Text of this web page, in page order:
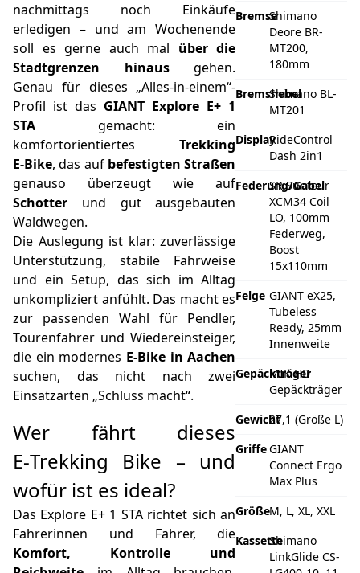
nachmittags noch Einkäufe
erledigen – und am Wochenende
soll es gerne auch mal über die
Stadtgrenzen hinausgehen.
Genau für dieses „Alles-in-einem“-
Profil ist das GIANT Explore E+ 1
STA gemacht: ein
komfortorientiertesTrekking
E‑Bike, das auf befestigten Straßen
genauso überzeugt wie auf
Schotter und gut ausgebauten
Waldwegen.
Die Auslegung ist klar: zuverlässige
Unterstützung, stabile Fahrweise
und ein Setup, das sich im Alltag
unkompliziert anfühlt. Das macht es
zur passenden Wahl für Pendler,
Tourenfahrer und Wiedereinsteiger,
die ein modernes E‑Bike in Aachen
suchen, das nicht nach zwei
Einsatzarten „Schluss macht“.
Wer fährt dieses
E‑Trekking Bike – und
wofür ist es ideal?
Das Explore E+ 1 STA richtet sich an
Fahrerinnen und Fahrer, die
Komfort, Kontrolle und
BremseShimano
Deore BR-
MT200,
180mm
BremshebelShimano BL-
MT201
DisplayRideControl
Dash 2in1
Federung/Gabel
SR Suntour
XCM34 Coil
LO, 100mm
Federweg,
Boost
15x110mm
Felge GIANT eX25,
Tubeless
Ready, 25mm
Innenweite
Gepäckträger
MIK HD
Gepäckträger
Gewicht27,1 (Größe L)
GriffeGIANT
Connect Ergo
Max Plus
GrößeM, L, XL, XXL
KassetteShimano
LinkGlide CS-